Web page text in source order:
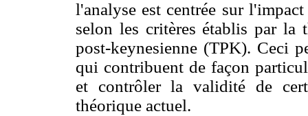
l'analyse est centrée sur
selon les critères établis par la
post-keynesienne (TPK). Ceci
qui contribuent de façon
et contrôler la validité de
théorique actuel.